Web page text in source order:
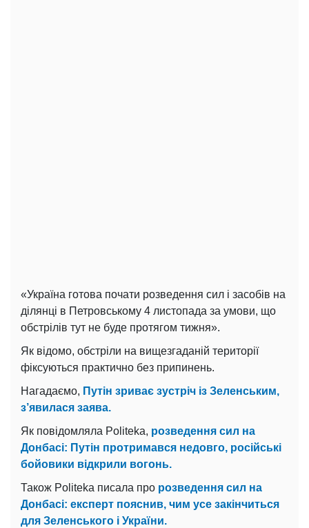
«Україна готова почати розведення сил і засобів на
ділянці в Петровському 4 листопада за умови, що
обстрілів тут не буде протягом тижня».
Як відомо, обстріли на вищезгаданій території
фіксуються практично без припинень.
Нагадаємо, Путін зриває зустріч із Зеленським,
з’явилася заява.
Як повідомляла Politeka, розведення сил на
Донбасі: Путін протримався недовго, російські
бойовики відкрили вогонь.
Також Politeka писала про розведення сил на
Донбасі: експерт пояснив, чим усе закінчиться
для Зеленського і України.